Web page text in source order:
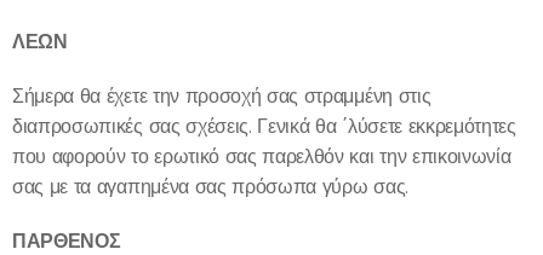
ΛΕΩΝ
Σήμερα θα έχετε την προσοχή σας στραμμένη στις
διαπροσωπικές σας σχέσεις. Γενικά θα ΄λύσετε εκκρεμότητες
που αφορούν το ερωτικό σας παρελθόν και την επικοινωνία
σας με τα αγαπημένα σας πρόσωπα γύρω σας.
ΠΑΡΘΕΝΟΣ